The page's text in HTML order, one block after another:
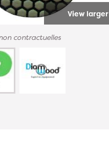
View larger
contractuelles